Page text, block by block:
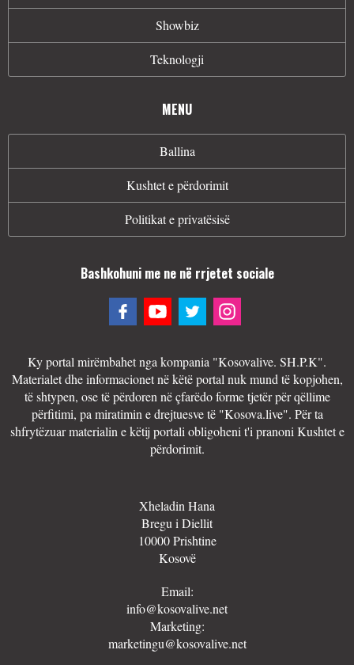
Showbiz
Teknologji
MENU
Ballina
Kushtet e përdorimit
Politikat e privatësisë
Bashkohuni me ne në rrjetet sociale
Ky portal mirëmbahet nga kompania "Kosovalive. SH.P.K".
Materialet dhe informacionet në këtë portal nuk mund të kopjohen,
të shtypen, ose të përdoren në çfarëdo forme tjetër për qëllime
përfitimi, pa miratimin e drejtuesve të "Kosova.live". Për ta
shfrytëzuar materialin e këtij portali obligoheni t'i pranoni Kushtet e
përdorimit.
Xheladin Hana
Bregu i Diellit
10000 Prishtine
Kosovë
Email:
info@kosovalive.net
Marketing:
marketingu@kosovalive.net